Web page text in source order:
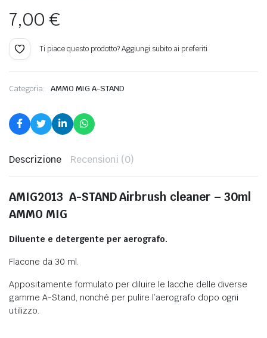
7,00€
Ti piace questo prodotto? Aggiungi subito ai preferiti
Categoria: AMMO MIG A-STAND
Descrizione Recensioni (0)
AMIG2013 A-STAND Airbrush cleaner – 30ml
AMMO MIG
Diluente e detergente per aerografo.
Flacone da 30 ml.
Appositamente formulato per diluire le lacche delle diverse
gamme A-Stand, nonché per pulire l’aerografo dopo ogni
utilizzo.